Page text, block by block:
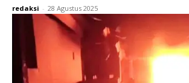
redaksi - 28 Agustus 2025